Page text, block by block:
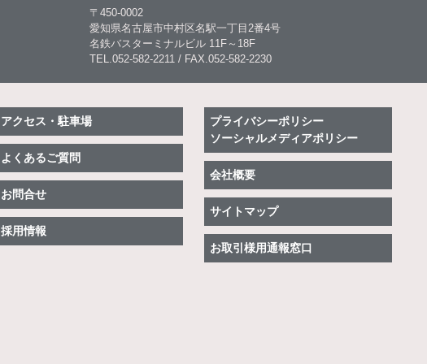
〒450-0002
愛知県名古屋市中村区名駅一丁目2番4号
名鉄バスターミナルビル 11F～18F
TEL.052-582-2211 / FAX.052-582-2230
アクセス・駐車場
よくあるご質問
お問合せ
採用情報
プライバシーポリシー
ソーシャルメディアポリシー
会社概要
サイトマップ
お取引様用通報窓口